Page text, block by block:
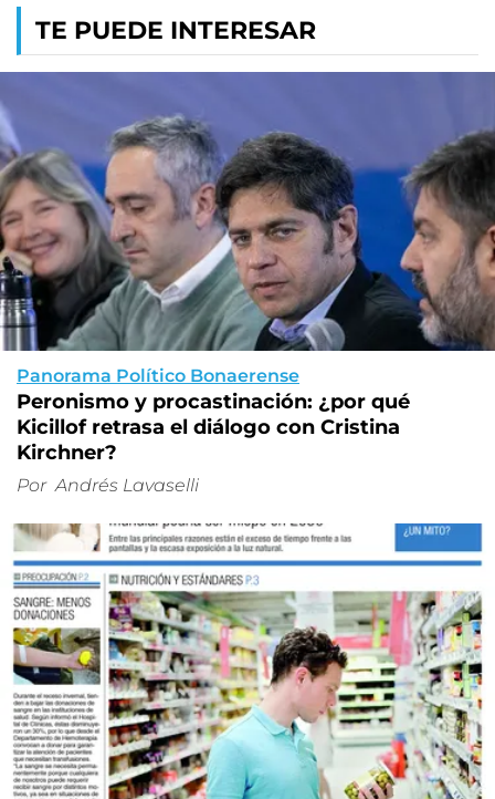
TE PUEDE INTERESAR
Panorama Político Bonaerense
Peronismo y procastinación: ¿por qué
Kicillof retrasa el diálogo con Cristina
Kirchner?
Por Andrés Lavaselli